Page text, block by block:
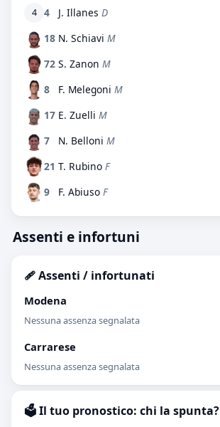
4 4 J. Illanes D
18 N. Schiavi M
72 S. Zanon M
8
F. Melegoni M
17 E. Zuelli M
7
N. Belloni M
21 T. Rubino F
9
F. Abiuso F
Assenti e infortuni
🩹 Assenti / infortunati
Modena
Nessuna assenza segnalata
Carrarese
Nessuna assenza segnalata
🗳️ Il tuo pronostico: chi la spunta?